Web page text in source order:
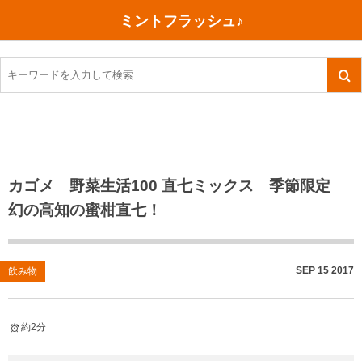
ミントフラッシュ♪
カゴメ 野菜生活100 直七ミックス 季節限定
幻の高知の蜜柑直七！
飲み物 SEP 15 2017
約2分
TOEIC感想・結果
TOEIC800点への道
TOEIC（作戦・ノウハウなど）
TOEIC700点への道
英単語
今日買った本
ご朱印帳めぐり
川越（埼玉県）
沖縄
神戸
行ってきたあれこれ
ファスティング
コスメ
ダイエット
健康あれこれ
美容あれこれ
食べ物
今日の一枚
月、星、宇宙